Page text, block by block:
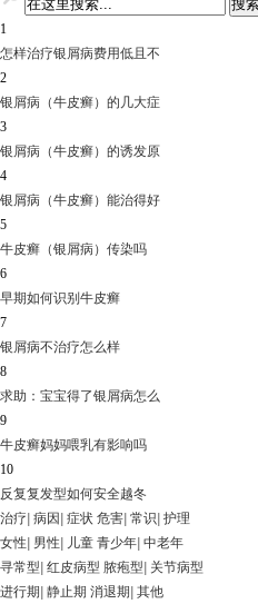
1
怎样治疗银屑病费用低且不
2
银屑病（牛皮癣）的几大症
3
银屑病（牛皮癣）的诱发原
4
银屑病（牛皮癣）能治得好
5
牛皮癣（银屑病）传染吗
6
早期如何识别牛皮癣
7
银屑病不治疗怎么样
8
求助：宝宝得了银屑病怎么
9
牛皮癣妈妈喂乳有影响吗
10
反复复发型如何安全越冬
治疗 病因 症状 危害 常识 护理
女性 男性 儿童 青少年 中老年
寻常型 红皮病型 脓疱型 关节病型
进行期 静止期 消退期 其他